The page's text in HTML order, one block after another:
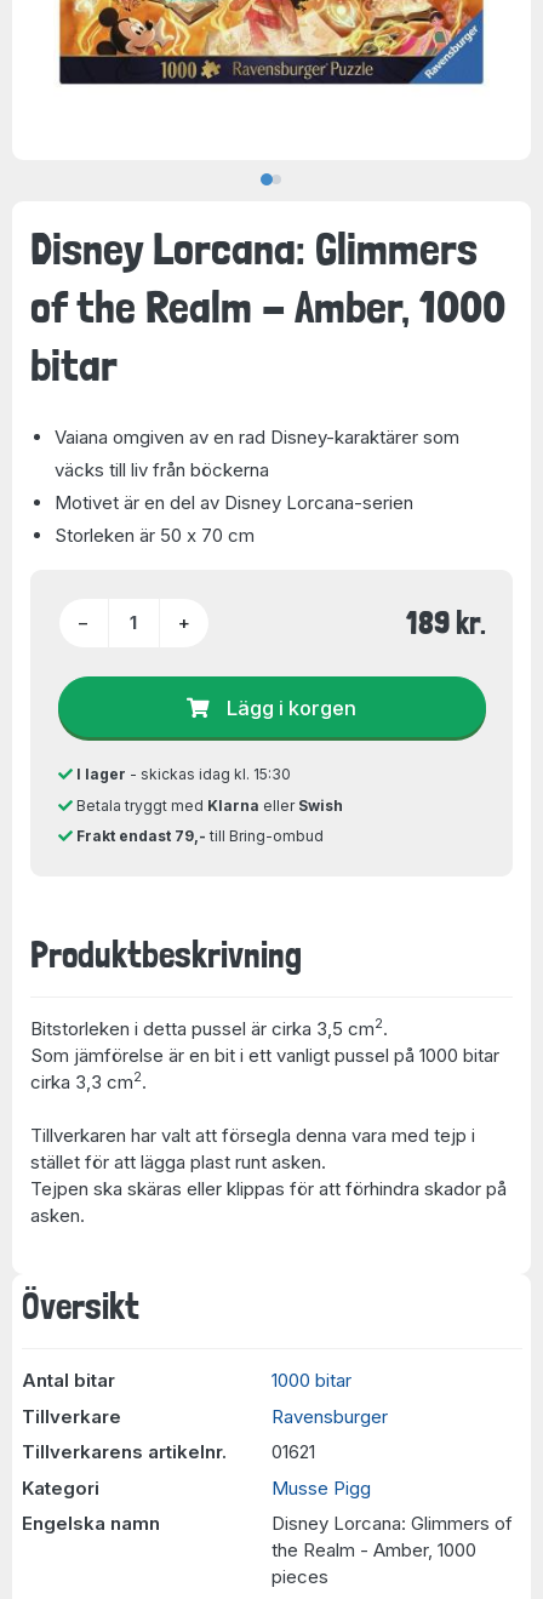
Översikt
Antal bitar
1000 bitar
Tillverkare
Ravensburger
Tillverkarens artikelnr.
01621
Kategori
Musse Pigg
Engelska namn
Disney Lorcana: Glimmers of
the Realm - Amber, 1000
pieces
Disney Lorcana: Glimmers
of the Realm - Amber, 1000
bitar
Vaiana omgiven av en rad Disney-karaktärer som
väcks till liv från böckerna
Motivet är en del av Disney Lorcana-serien
Storleken är 50 x 70 cm
− + 189 kr.
Lägg i korgen
I lager - skickas idag kl. 15:30
Betala tryggt med Klarna eller Swish
Frakt endast 79,- till Bring-ombud
Produktbeskrivning
Bitstorleken i detta pussel är cirka 3,5 cm2.
Som jämförelse är en bit i ett vanligt pussel på 1000 bitar
cirka 3,3 cm2.
Tillverkaren har valt att försegla denna vara med tejp i
stället för att lägga plast runt asken.
Tejpen ska skäras eller klippas för att förhindra skador på
asken.